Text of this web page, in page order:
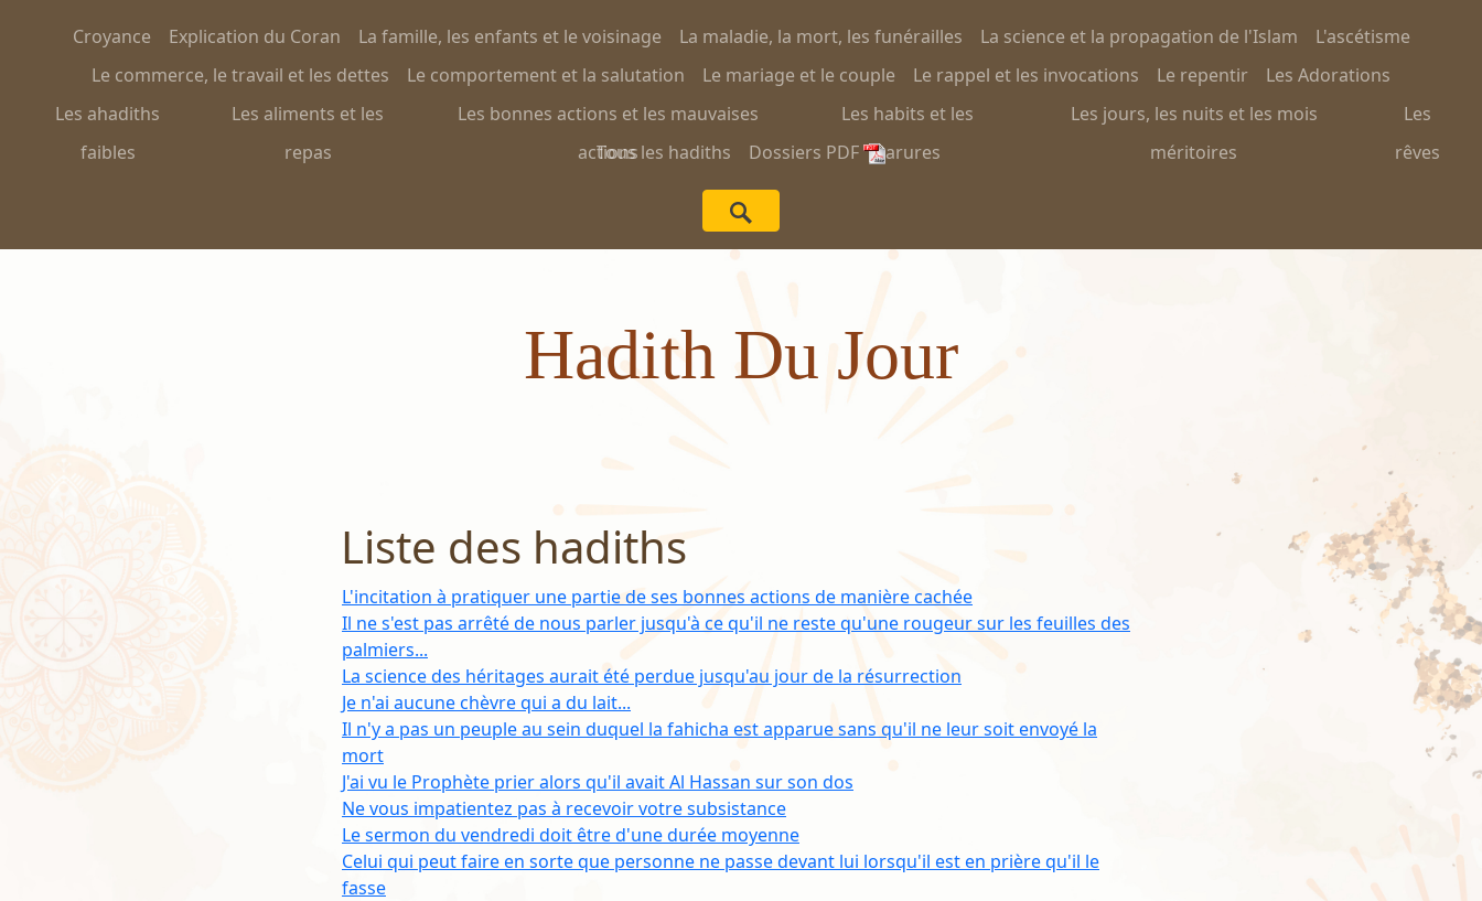
Croyance Explication du Coran La famille, les enfants et le voisinage La maladie, la mort, les funérailles La science et la propagation de l'Islam
L'ascétisme
Le commerce, le travail et les dettes
Le comportement et la salutation Le mariage et le couple Le rappel et les invocations Le repentir
Les Adorations
Les ahadiths
faibles
Les aliments et les
repas
Les bonnes actions et les mauvaises
actions
Les habits et les
parures
Les jours, les nuits et les mois
méritoires
Les
rêves
Tous les hadiths Dossiers PDF
Hadith Du Jour
Liste des hadiths
L'incitation à pratiquer une partie de ses bonnes actions de manière cachée
Il ne s'est pas arrêté de nous parler jusqu'à ce qu'il ne reste qu'une rougeur sur les feuilles des
palmiers...
La science des héritages aurait été perdue jusqu'au jour de la résurrection
Je n'ai aucune chèvre qui a du lait...
Il n'y a pas un peuple au sein duquel la fahicha est apparue sans qu'il ne leur soit envoyé la
mort
J'ai vu le Prophète prier alors qu'il avait Al Hassan sur son dos
Ne vous impatientez pas à recevoir votre subsistance
Le sermon du vendredi doit être d'une durée moyenne
Celui qui peut faire en sorte que personne ne passe devant lui lorsqu'il est en prière qu'il le
fasse